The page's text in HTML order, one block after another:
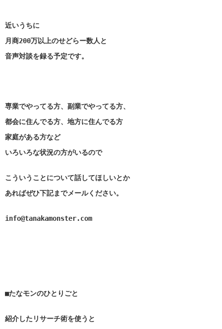
近いうちに
月商200万以上のせどらー数人と
音声対談を録る予定です。
専業でやってる方、副業でやってる方、
都会に住んでる方、地方に住んでる方
家庭がある方など
いろいろな状況の方がいるので
こういうことについて話してほしいとか
あればぜひ下記までメールください。
info@tanakamonster.com
■たなモンのひとりごと
紹介したリサーチ術を使うと